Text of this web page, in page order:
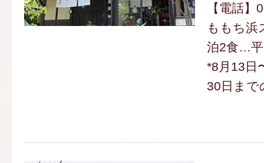
【電話
ももち浜
泊2食…
*8月13日
30日まで